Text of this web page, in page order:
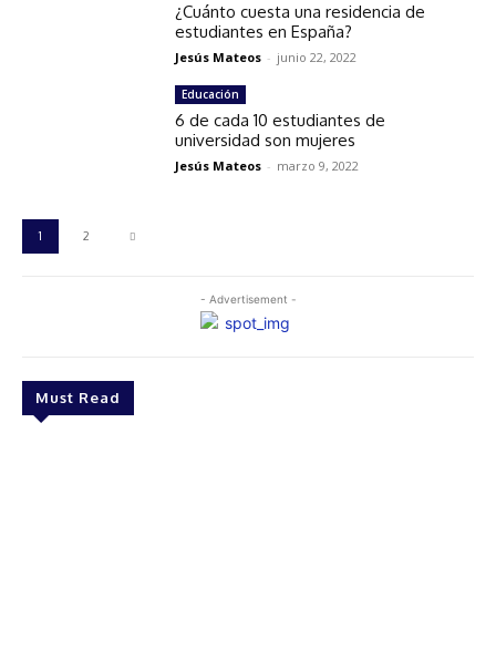
- Advertisement -
Must Read
¿Cuánto cuesta una residencia de
estudiantes en España?
Jesús Mateos - junio 22, 2022
Educación
6 de cada 10 estudiantes de
universidad son mujeres
Jesús Mateos - marzo 9, 2022
1 2